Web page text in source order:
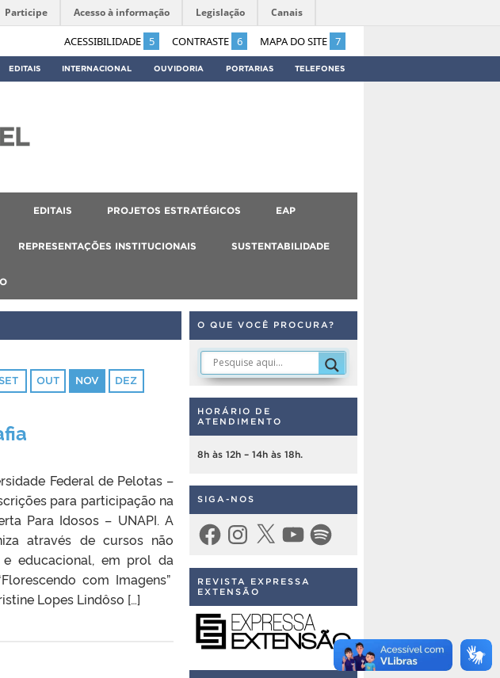
ACESSIBILIDADE 5 CONTRASTE 6 MAPA DO SITE 7
Participe Acesso à informação Legislação Canais
EDITAIS INTERNACIONAL OUVIDORIA PORTARIAS TELEFONES
EDITAIS PROJETOS ESTRATÉGICOS EAP
REPRESENTAÇÕES INSTITUCIONAIS SUSTENTABILIDADE
OUT NOV DEZ
Federal de Pelotas –
para participação na
Para Idosos – UNAPI. A
através de cursos não
educacional, em prol da
com Imagens”
Lopes Lindôso […]
O QUE VOCÊ PROCURA?
HORÁRIO DE
ATENDIMENTO
8h às 12h – 14h às 18h.
SIGA-NOS
FacebookInstagram
X YouTubeSpotify
REVISTA EXPRESSA
EXTENSÃO